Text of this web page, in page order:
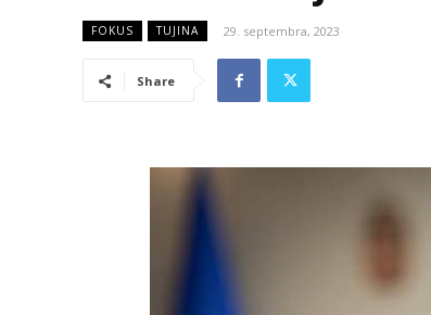
FOKUS TUJINA 29. septembra, 2023
Share